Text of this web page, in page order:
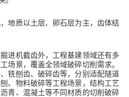
地质以土层、卵石层为主，齿体结
进机截齿外，工程基建领域还有多
场景，覆盖全领域破碎切削需求。
铣刨齿、破碎齿等，分别适配隧道
、物料破碎等工程场景，结构工艺
青、混凝土等不同材质的切削破碎